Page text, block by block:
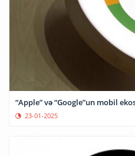
“Apple” və “Google”un mobil
23-01-2025